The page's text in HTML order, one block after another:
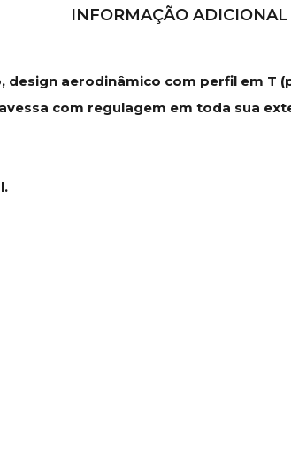
INFORMAÇÃO ADICIONAL
design aerodinâmico com perfil em
com regulagem em toda sua